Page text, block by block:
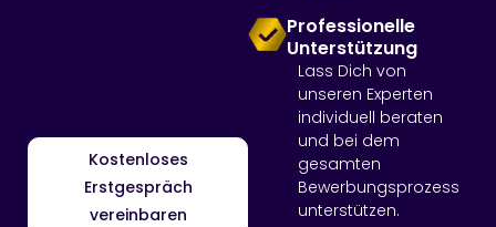
Kostenloses
Erstgespräch
vereinbaren
Professionelle
Unterstützung
Lass Dich von
unseren Experten
individuell beraten
und bei dem
gesamten
Bewerbungsprozess
unterstützen.